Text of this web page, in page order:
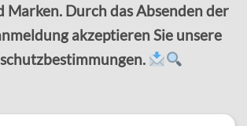
Marken. Durch das Absenden der
akzeptieren Sie unsere